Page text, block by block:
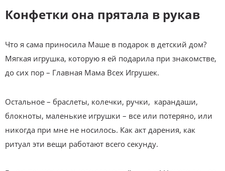
Конфетки она прятала в рукав
Что я сама приносила Маше в подарок в детский дом?
Мягкая игрушка, которую я ей подарила при знакомстве,
до сих пор – Главная Мама Всех Игрушек.
Остальное – браслеты, колечки, ручки, карандаши,
блокноты, маленькие игрушки – все или потеряно, или
никогда при мне не носилось. Как акт дарения, как
ритуал эти вещи работают всего секунду.